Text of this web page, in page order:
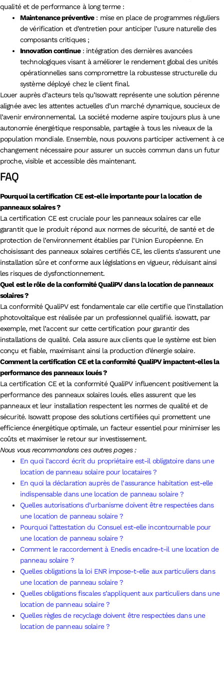
qualité et de performance à long terme :
Maintenance préventive: mise en place de programmes réguliers
de vérification et d’entretien pour anticiper l’usure naturelle des
composants critiques ;
Innovation continue: intégration des dernières avancées
technologiques visant à améliorer le rendement global des unités
opérationnelles sans compromettre la robustesse structurelle du
système déployé chez le client final.
Louer auprès d’acteurs tels qu’Isowatt représente une solution pérenne
alignée avec les attentes actuelles d’un marché dynamique, soucieux de
l’avenir environnemental. La société moderne aspire toujours plus à une
autonomie énergétique responsable, partagée à tous les niveaux de la
population mondiale. Ensemble, nous pouvons participer activement à ce
changement nécessaire pour assurer un succès commun dans un futur
proche, visible et accessible dès maintenant.
FAQ
Pourquoi la certification CE est-elle importante pour la location de
panneaux solaires ?
La certification CE est cruciale pour les panneaux solaires car elle
garantit que le produit répond aux normes de sécurité, de santé et de
protection de l’environnement établies par l’Union Européenne. En
choisissant des panneaux solaires certifiés CE, les clients s’assurent une
installation sûre et conforme aux législations en vigueur, réduisant ainsi
les risques de dysfonctionnement.
Quel est le rôle de la conformité QualiPV dans la location de panneaux
solaires ?
La conformité QualiPV est fondamentale car elle certifie que l’installation
photovoltaïque est réalisée par un professionnel qualifié. isowatt, par
exemple, met l’accent sur cette certification pour garantir des
installations de qualité. Cela assure aux clients que le système est bien
conçu et fiable, maximisant ainsi la production d’énergie solaire.
Comment la certification CE et la conformité QualiPV impactent-elles la
performance des panneaux loués ?
La certification CE et la conformité QualiPV influencent positivement la
performance des panneaux solaires loués. elles assurent que les
panneaux et leur installation respectent les normes de qualité et de
sécurité. Isowatt propose des solutions certifiées qui promettent une
efficience énergétique optimale, un facteur essentiel pour minimiser les
coûts et maximiser le retour sur investissement.
Nous vous recommandons ces autres pages :
En quoi l’accord écrit du propriétaire est-il obligatoire dans une
location de panneau solaire pour locataires ?
En quoi la déclaration auprès de l’assurance habitation est-elle
indispensable dans une location de panneau solaire ?
Quelles autorisations d’urbanisme doivent être respectées dans
une location de panneau solaire ?
Pourquoi l’attestation du Consuel est-elle incontournable pour
une location de panneau solaire ?
Comment le raccordement à Enedis encadre-t-il une location de
panneau solaire ?
Quelles obligations la loi ENR impose-t-elle aux particuliers dans
une location de panneau solaire ?
Quelles obligations fiscales s’appliquent aux particuliers dans une
location de panneau solaire ?
Quelles règles de recyclage doivent être respectées dans une
location de panneau solaire ?